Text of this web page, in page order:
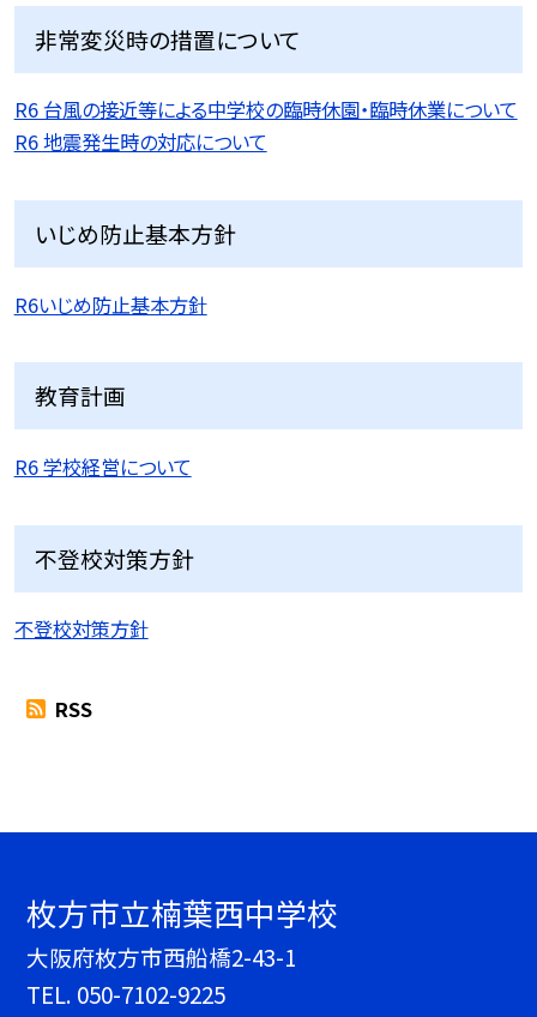
非常変災時の措置について
R6 台風の接近等による中学校の臨時休園・臨時休業について
R6 地震発生時の対応について
いじめ防止基本方針
R6いじめ防止基本方針
教育計画
R6 学校経営について
不登校対策方針
不登校対策方針
RSS
枚方市立楠葉西中学校
大阪府枚方市西船橋2-43-1
TEL. 050-7102-9225